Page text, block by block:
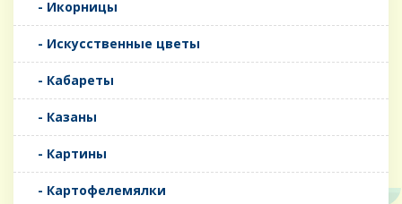
- Икорницы
- Искусственные цветы
- Кабареты
- Казаны
- Картины
- Картофелемялки